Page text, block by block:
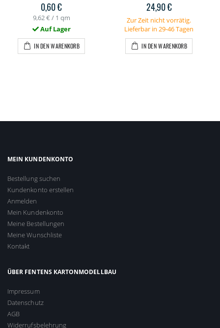
0,60 €
9,62 € / 1 qm
Auf Lager
IN DEN WARENKORB
24,90 €
Zur Zeit nicht vorrätig.
Lieferbar in 29-46 Tagen
IN DEN WARENKORB
MEIN KUNDENKONTO
Bestellung suchen
Kundenkonto erstellen
Anmelden
Mein Kundenkonto
Meine Bestellungen
Meine Wunschliste
Kontakt
ÜBER FENTENS KARTONMODELLBAU
Impressum
Datenschutz
AGB
Widerrufsbelehrung